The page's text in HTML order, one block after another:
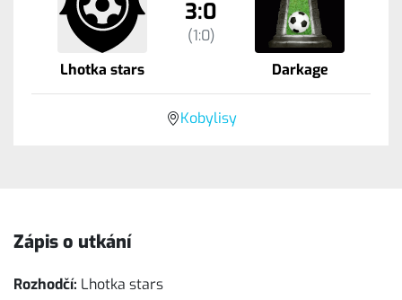
Lhotka stars
3:0
(1:0)
Darkage
Kobylisy
Zápis o utkání
Rozhodčí: Lhotka stars